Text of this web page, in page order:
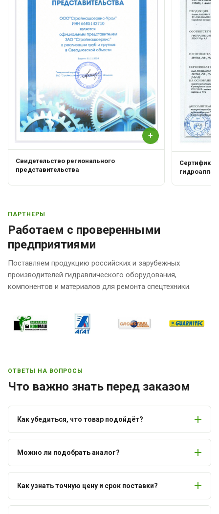
+
Свидетельство регионального
представительства
Сертификат
ПАРТНЕРЫ
Работаем с проверенными
предприятиями
Поставляем продукцию российских и зарубежных
производителей гидравлического оборудования,
компонентов и материалов для ремонта спецтехники.
ОТВЕТЫ НА ВОПРОСЫ
Что важно знать перед заказом
Как убедиться, что товар подойдёт?
Можно ли подобрать аналог?
Как узнать точную цену и срок поставки?